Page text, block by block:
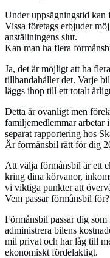
Under uppsägningstid kan
Vissa företags erbjuder
anställningens slut.
Kan man ha flera
Ja, det är möjligt att ha
tillhandahåller det. Varje
läggs ihop till ett totalt
Detta är ovanligt men
familjemedlemmar arbetar
separat rapportering hos
Är förmånsbil rätt för dig
Att välja förmånsbil är ett
kring dina körvanor,
vi viktiga punkter att
Vem passar förmånsbil för?
Förmånsbil passar dig
administrera bilens
mil privat och har låg till
ekonomiskt fördelaktigt.